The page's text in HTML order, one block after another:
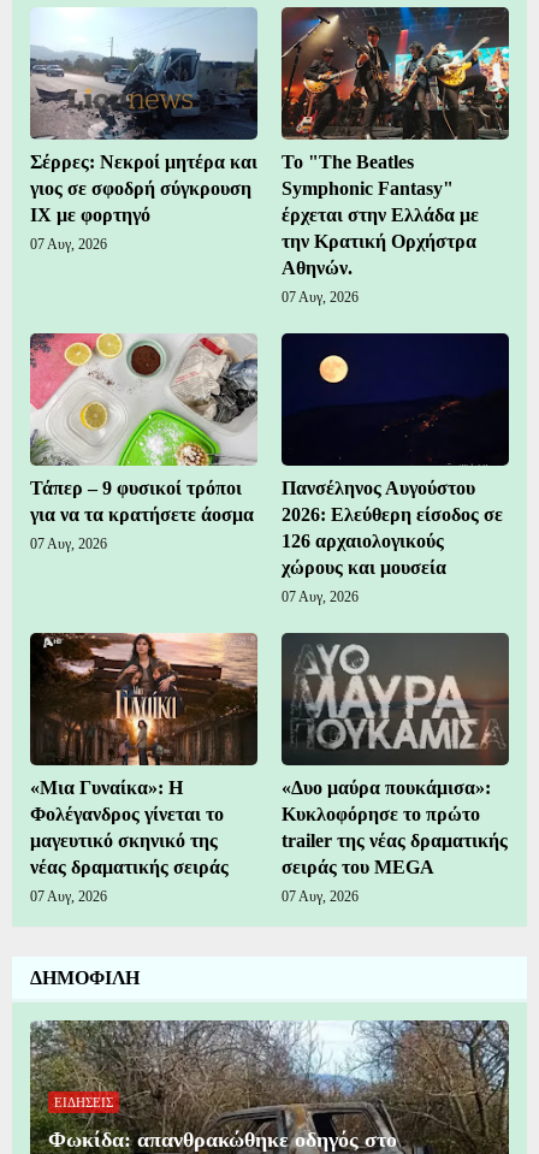
Σέρρες: Νεκροί μητέρα και
γιος σε σφοδρή σύγκρουση
ΙΧ με φορτηγό
07 Αυγ, 2026
Το "The Beatles
Symphonic Fantasy"
έρχεται στην Ελλάδα με
την Κρατική Ορχήστρα
Αθηνών.
07 Αυγ, 2026
Τάπερ – 9 φυσικοί τρόποι
για να τα κρατήσετε άοσμα
07 Αυγ, 2026
Πανσέληνος Αυγούστου
2026: Ελεύθερη είσοδος σε
126 αρχαιολογικούς
χώρους και μουσεία
07 Αυγ, 2026
«Μια Γυναίκα»: Η
Φολέγανδρος γίνεται το
μαγευτικό σκηνικό της
νέας δραματικής σειράς
07 Αυγ, 2026
«Δυο μαύρα πουκάμισα»:
Κυκλοφόρησε το πρώτο
trailer της νέας δραματικής
σειράς του MEGA
07 Αυγ, 2026
ΔΗΜΟΦΙΛΗ
ΕΙΔΗΣΕΙΣ
Φωκίδα: απανθρακώθηκε οδηγός στο